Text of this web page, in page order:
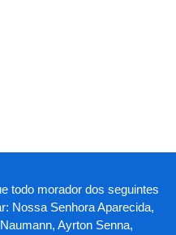
todo morador dos seguintes
Nossa Senhora Aparecida,
Ayrton Senna,